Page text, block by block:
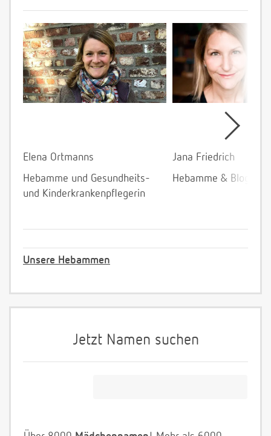
Elena Ortmanns
Hebamme und Gesundheits-
und Kinderkrankenpflegerin
Jana Friedrich
Hebamme &
Unsere Hebammen
Jetzt Namen suchen